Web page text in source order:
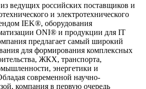
ведущих российских поставщиков и
и электротехнического
IEK®, оборудования
ONI® и продукции для IT
предлагает самый широкий
для формирования комплексных
ЖКХ, транспорта,
энергетики и
современной научно-
компания в первую очередь